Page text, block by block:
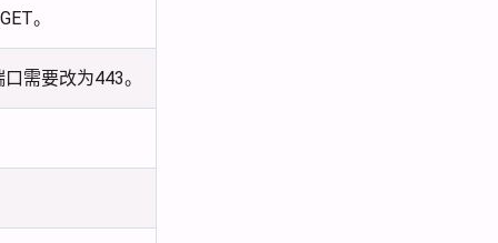
。
需要改为443。